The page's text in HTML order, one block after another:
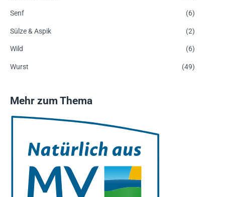
Senf (6)
Sülze & Aspik (2)
Wild (6)
Wurst (49)
Mehr zum Thema